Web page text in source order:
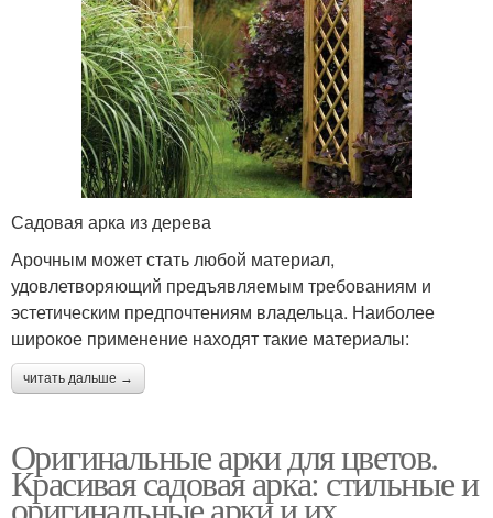
Садовая арка из дерева
Арочным может стать любой материал,
удовлетворяющий предъявляемым требованиям и
эстетическим предпочтениям владельца. Наиболее
широкое применение находят такие материалы:
читать дальше →
Оригинальные арки для цветов.
Красивая садовая арка: стильные и
оригинальные арки и их